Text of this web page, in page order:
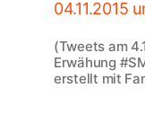
(Tweets am
Erwähung
erstellt mit